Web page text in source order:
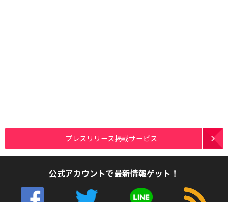
プレスリリース掲載サービス
公式アカウントで最新情報ゲット！